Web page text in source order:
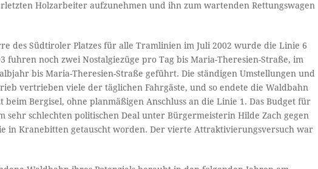
Holzarbeiter aufzunehmen und ihn zum wartenden Rettungswagen
des Südtiroler Platzes für alle Tramlinien im Juli 2002 wurde die Linie 6
fuhren noch zwei Nostalgiezüge pro Tag bis Maria-Theresien-Straße, im
bis Maria-Theresien-Straße geführt. Die ständigen Umstellungen und
vertrieben viele der täglichen Fahrgäste, und so endete die Waldbahn
Bergisel, ohne planmäßigen Anschluss an die Linie 1. Das Budget für
schlechten politischen Deal unter Bürgermeisterin Hilde Zach gegen
in Kranebitten getauscht worden. Der vierte Attraktivierungsversuch war